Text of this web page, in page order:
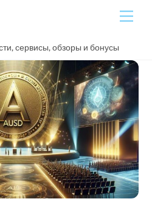
сервисы, обзоры и бонусы